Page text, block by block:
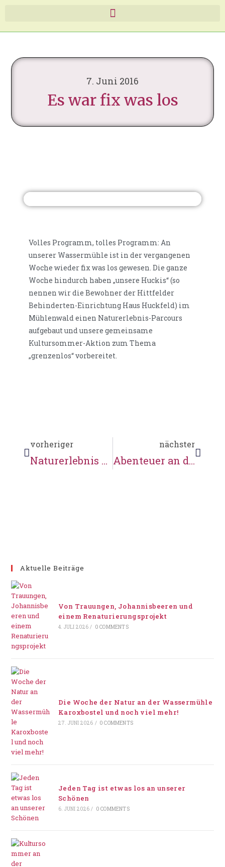
7. Juni 2016
Es war fix was los
Volles Programm, tolles Programm: An
unserer Wassermühle ist in der vergangenen
Woche wieder fix was los gewesen. Die ganze
Woche hindurch haben „unsere Huckis“ (so
nennen wir die Bewohner der Hittfelder
Behinderten-Einrichtung Haus Huckfeld) im
Mühlenwald einen Naturerlebnis-Parcours
aufgebaut und unsere gemeinsame
Kultursommer-Aktion zum Thema
„grenzenlos“ vorbereitet.
vorheriger
Naturerlebnis an der Wassermühle Karoxbostel
nächster
Abenteuer an der Mühle
Aktuelle Beiträge
Von Trauungen, Johannisbeeren und
einem Renaturierungsprojekt
4. JULI 2026 / 0 COMMENTS
Die Woche der Natur an der Wassermühle
Karoxbostel und noch viel mehr!
27. JUNI 2026 / 0 COMMENTS
Jeden Tag ist etwas los an unserer
Schönen
6. JUNI 2026 / 0 COMMENTS